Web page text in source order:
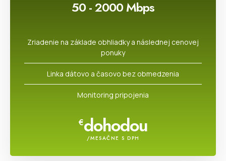
50 - 2000 Mbps
Zriadenie na základe obhliadky a následnej cenovej
ponuky​
Linka dátovo a časovo bez obmedzenia​
Monitoring pripojenia
€dohodou
/MESAČNE S DPH